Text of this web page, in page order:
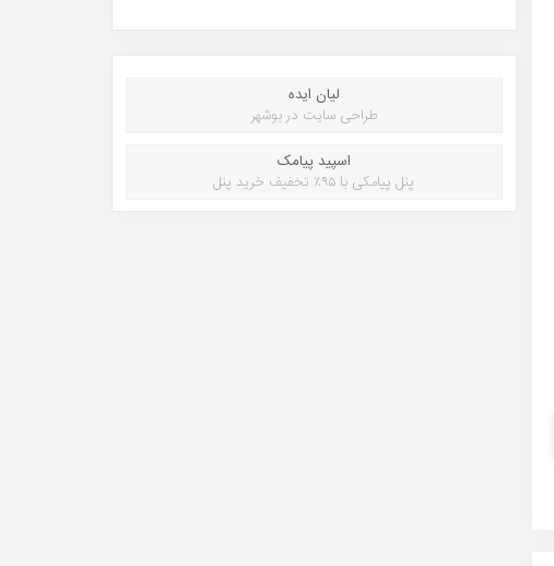
لیان ایده
طراحی سایت در بوشهر
اسپید پیامک
پنل پیامکی با ۹۵٪ تخفیف خرید پنل